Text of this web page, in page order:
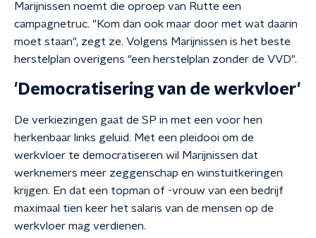
Marijnissen noemt die oproep van Rutte een
campagnetruc. "Kom dan ook maar door met wat daarin
moet staan", zegt ze. Volgens Marijnissen is het beste
herstelplan overigens "een herstelplan zonder de VVD".
'Democratisering van de werkvloer'
De verkiezingen gaat de SP in met een voor hen
herkenbaar links geluid. Met een pleidooi om de
werkvloer te democratiseren wil Marijnissen dat
werknemers meer zeggenschap en winstuitkeringen
krijgen. En dat een topman of -vrouw van een bedrijf
maximaal tien keer het salaris van de mensen op de
werkvloer mag verdienen.